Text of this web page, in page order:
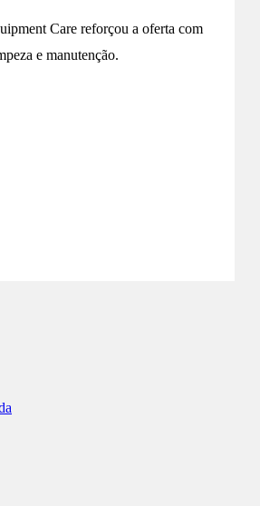
Care reforçou a oferta com
e manutenção.